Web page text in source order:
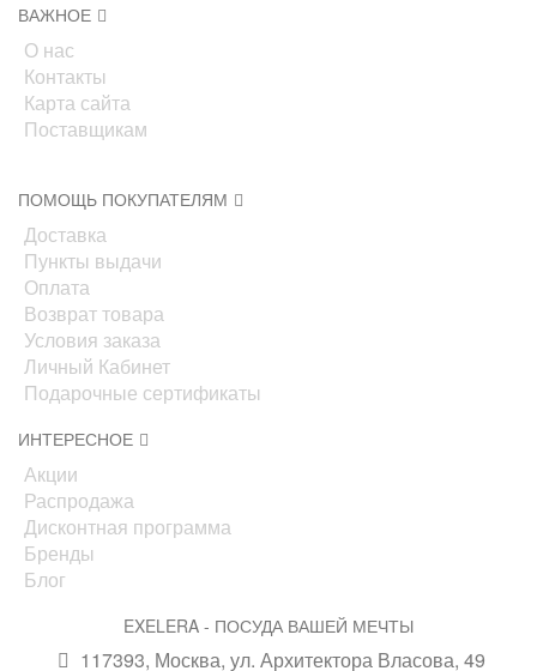
ВАЖНОЕ
О нас
Контакты
Карта сайта
Поставщикам
ПОМОЩЬ ПОКУПАТЕЛЯМ
Доставка
Пункты выдачи
Оплата
Возврат товара
Условия заказа
Личный Кабинет
Подарочные сертификаты
ИНТЕРЕСНОЕ
Акции
Распродажа
Дисконтная программа
Бренды
Блог
EXELERA - ПОСУДА ВАШЕЙ МЕЧТЫ
117393, Москва, ул. Архитектора Власова, 49